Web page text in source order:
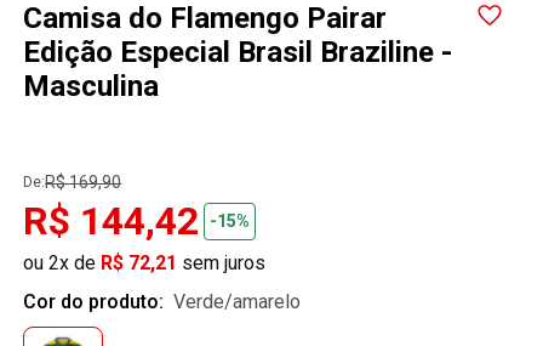
Camisa do Flamengo Pairar
Edição Especial Brasil Braziline -
Masculina
De:R$ 169,90
R$ 144,42 -15%
ou 2x de R$ 72,21 sem juros
Cor do produto:
verde/amarelo